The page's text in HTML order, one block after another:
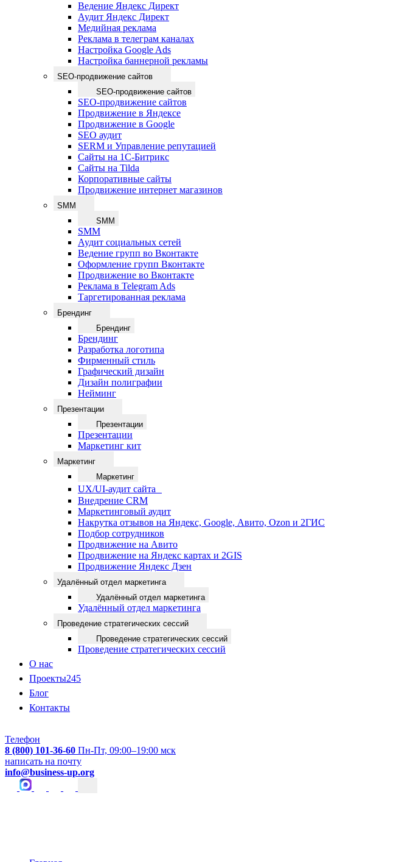
Ведение Яндекс Директ
Аудит Яндекс Директ
Медийная реклама
Реклама в телеграм каналах
Настройка Google Ads
Настройка баннерной рекламы
SEO-продвижение сайтов
SEO-продвижение сайтов
SEO-продвижение сайтов
Продвижение в Яндексе
Продвижение в Google
SEO аудит
SERM и Управление репутацией
Сайты на 1С-Битрикс
Сайты на Tilda
Корпоративные сайты
Продвижение интернет магазинов
SMM
SMM
SMM
Аудит социальных сетей
Ведение групп во Вконтакте
Оформление групп Вконтакте
Продвижение во Вконтакте
Реклама в Telegram Ads
Таргетированная реклама
Брендинг
Брендинг
Брендинг
Разработка логотипа
Фирменный стиль
Графический дизайн
Дизайн полиграфии
Нейминг
Презентации
Презентации
Презентации
Маркетинг кит
Маркетинг
Маркетинг
UX/UI-аудит сайта
Внедрение CRM
Маркетинговый аудит
Накрутка отзывов на Яндекс, Google, Авито, Ozon и 2ГИС
Подбор сотрудников
Продвижение на Авито
Продвижение на Яндекс картах и 2GIS
Продвижение Яндекс Дзен
Удалённый отдел маркетинга
Удалённый отдел маркетинга
Удалённый отдел маркетинга
Проведение стратегических сессий
Проведение стратегических сессий
Проведение стратегических сессий
О нас
Проекты245
Блог
Контакты
Телефон
8 (800) 101-36-60 Пн-Пт, 09:00–19:00 мск
написать на почту
info@business-up.org